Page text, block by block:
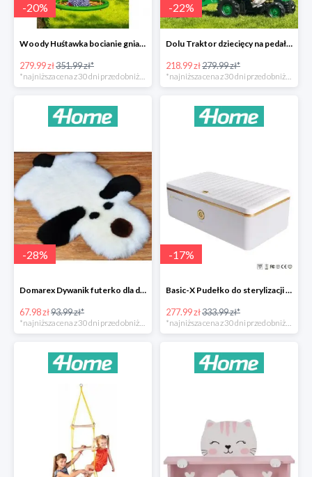
-20%
Woody Huśtawka bocianie gniazdo -20%
279.99 zł351.99 zł*
*najniższa cena z 30 dni przed obniżką
-22%
Dolu Traktor dziecięcy na pedały z przyczepką -22%
218.99 zł279.99 zł*
*najniższa cena z 30 dni przed obniżką
-28%
Domarex Dywanik futerko dla dzieci Pies czarno-biały -28%
67.98 zł93.99 zł*
*najniższa cena z 30 dni przed obniżką
-17%
Basic-X Pudełko do sterylizacji z ozonem -17%
277.99 zł333.99 zł*
*najniższa cena z 30 dni przed obniżką